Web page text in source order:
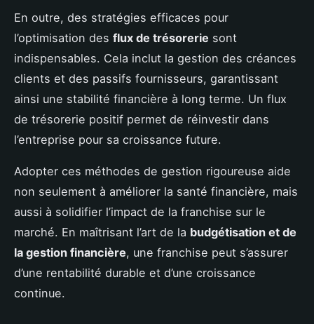
En outre, des stratégies efficaces pour
l’optimisation des flux de trésorerie sont
indispensables. Cela inclut la gestion des créances
clients et des passifs fournisseurs, garantissant
ainsi une stabilité financière à long terme. Un flux
de trésorerie positif permet de réinvestir dans
l’entreprise pour sa croissance future.
Adopter ces méthodes de gestion rigoureuse aide
non seulement à améliorer la santé financière, mais
aussi à solidifier l’impact de la franchise sur le
marché. En maîtrisant l’art de la budgétisation et de
la gestion financière, une franchise peut s’assurer
d’une rentabilité durable et d’une croissance
continue.